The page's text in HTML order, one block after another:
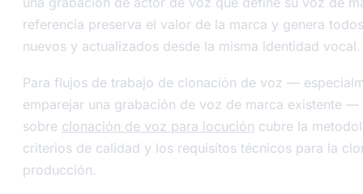
referencia preserva el valor de la marca y genera
nuevos y actualizados desde la misma identidad vocal.
Para flujos de trabajo de clonación de voz —
emparejar una grabación de voz de marca existente —
sobre clonación de voz para locución cubre la
criterios de calidad y los requisitos técnicos para la
producción.